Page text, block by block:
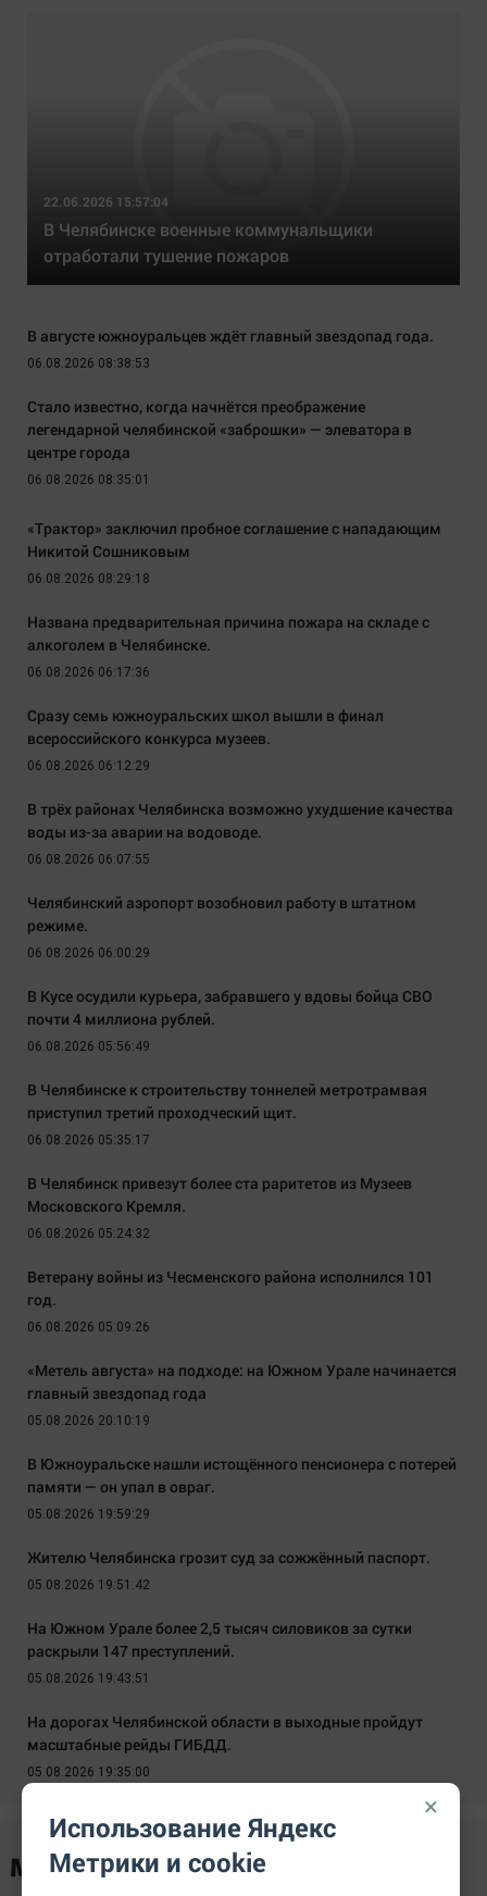
22.06.2026 15:57:04
В Челябинске военные коммунальщики
отработали тушение пожаров
В августе южноуральцев ждёт главный звездопад года.
06.08.2026 08:38:53
Стало известно, когда начнётся преображение
легендарной челябинской «заброшки» — элеватора в
центре города
06.08.2026 08:35:01
«Трактор» заключил пробное соглашение с нападающим
Никитой Сошниковым
06.08.2026 08:29:18
Названа предварительная причина пожара на складе с
алкоголем в Челябинске.
06.08.2026 06:17:36
Сразу семь южноуральских школ вышли в финал
всероссийского конкурса музеев.
06.08.2026 06:12:29
В трёх районах Челябинска возможно ухудшение качества
воды из-за аварии на водоводе.
06.08.2026 06:07:55
Челябинский аэропорт возобновил работу в штатном
режиме.
06.08.2026 06:00:29
В Кусе осудили курьера, забравшего у вдовы бойца СВО
почти 4 миллиона рублей.
06.08.2026 05:56:49
В Челябинске к строительству тоннелей метротрамвая
приступил третий проходческий щит.
06.08.2026 05:35:17
В Челябинск привезут более ста раритетов из Музеев
Московского Кремля.
06.08.2026 05:24:32
Ветерану войны из Чесменского района исполнился 101
год.
06.08.2026 05:09:26
«Метель августа» на подходе: на Южном Урале начинается
главный звездопад года
05.08.2026 20:10:19
В Южноуральске нашли истощённого пенсионера с потерей
памяти — он упал в овраг.
05.08.2026 19:59:29
Жителю Челябинска грозит суд за сожжённый паспорт.
05.08.2026 19:51:42
На Южном Урале более 2,5 тысяч силовиков за сутки
раскрыли 147 преступлений.
05.08.2026 19:43:51
На дорогах Челябинской области в выходные пройдут
масштабные рейды ГИБДД.
05.08.2026 19:35:00
×
Использование Яндекс
Метрики и cookie